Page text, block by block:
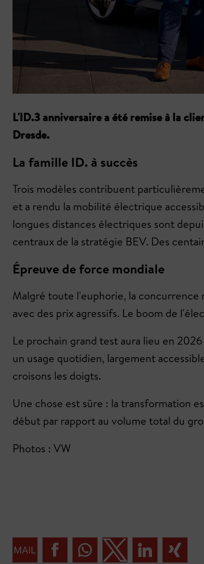
L'ID.3 anniversaire a été remise à la
Dresde.
La famille ID. à succès
Trois modèles contribuent
et a rendu la mobilité électrique
longues distances électriques sont
centraux de la stratégie BEV. Des
Épreuve de force mondiale
Malgré toute l'euphorie, la concurrence
avec des prix agressifs. Le boom de
Le prochain grand test aura lieu en
un usage quotidien, largement
croisons les doigts.
Une chose est sûre : la transformation
début par rapport au volume total du
Photos : VW